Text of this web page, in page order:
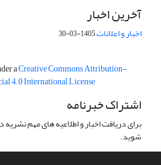
آخرین اخبار
اخبار و اعلانات1405-03-30
aCreative Commons Attribution-
4.0 International License
اشتراک خبرنامه
برای دریافت اخبار و اطلاعیه های مهم
شوید.